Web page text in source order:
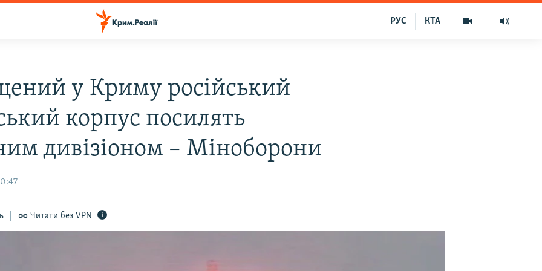
КТА
РУС
у Криму російський
корпус посилять
дивізіоном – Міноборони
Читати без VPN